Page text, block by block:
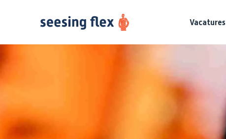
Vacatures